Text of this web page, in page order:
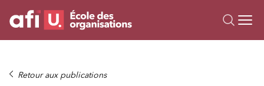
Formations
Retour aux publications